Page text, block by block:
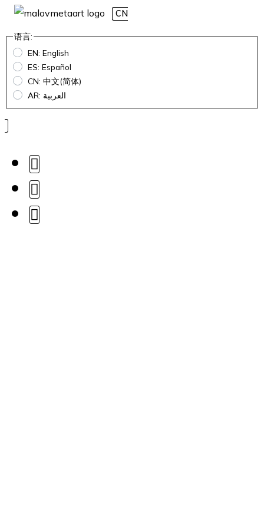
CN
语言:
EN: English
ES: Español
CN: 中文(简体)
AR: العربية